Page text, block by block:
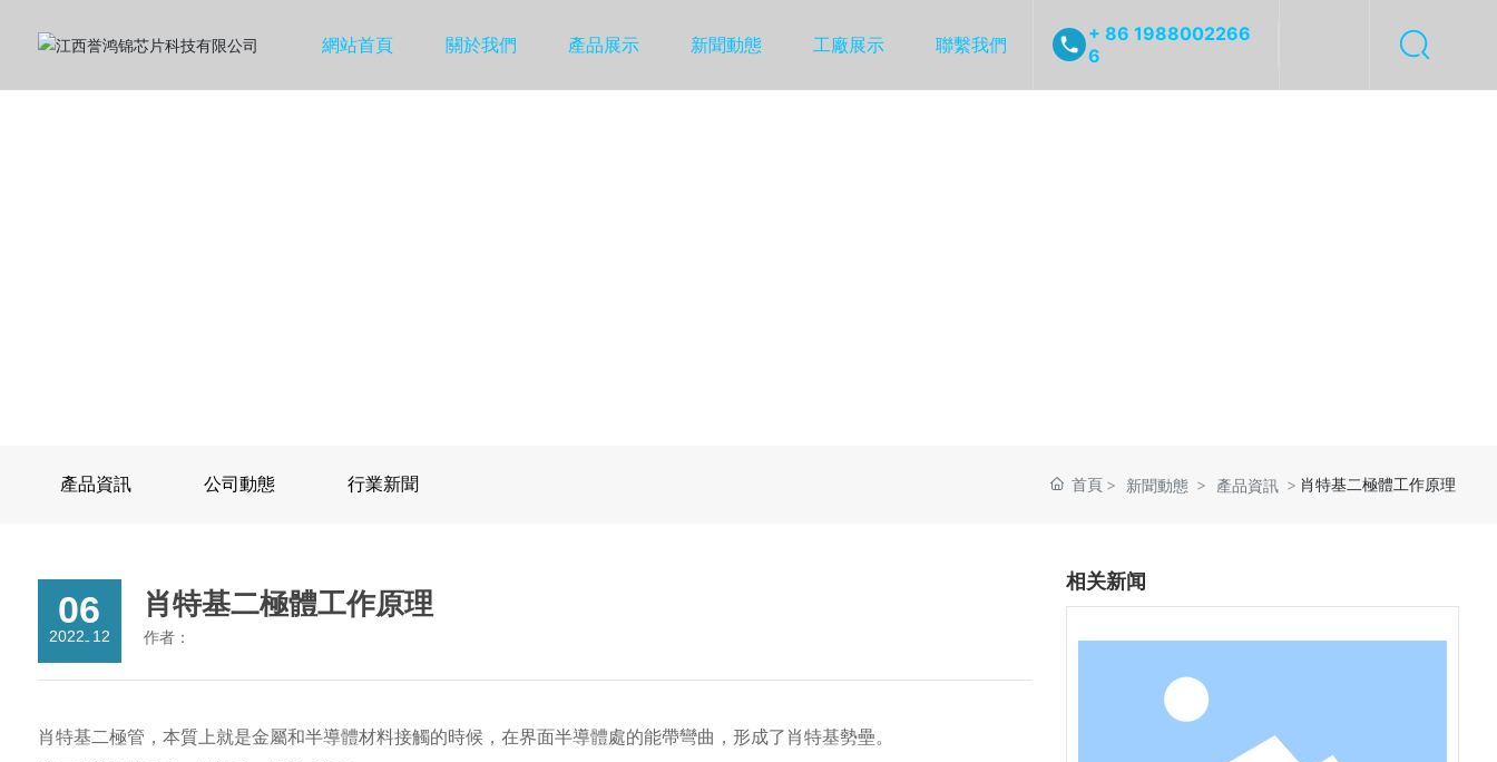
網站首頁 關於我們 產品展示 新聞動態 工廠展示 聯繫我們
+ 86 1988002266
6
產品資訊 公司動態 行業新聞 首頁 新聞動態 產品資訊 肖特基二極體工作原理
06
2022- 12
肖特基二極體工作原理
作者：
肖特基二極管，本質上就是金屬和半導體材料接觸的時候，在界面半導體處的能帶彎曲，形成了肖特基勢壘。
相关新闻